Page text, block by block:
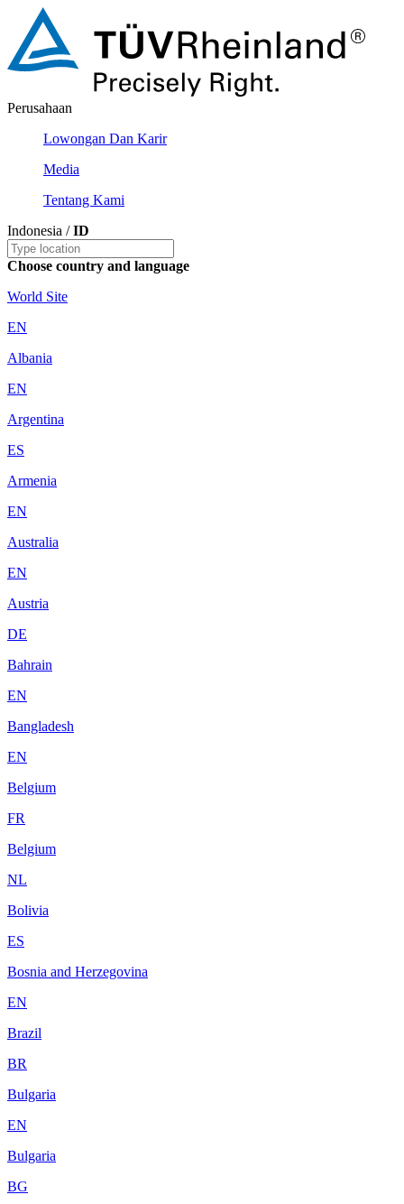
Perusahaan
Lowongan Dan Karir
Media
Tentang Kami
Indonesia /ID
Choose country and language
World Site
EN
Albania
EN
Argentina
ES
Armenia
EN
Australia
EN
Austria
DE
Bahrain
EN
Bangladesh
EN
Belgium
FR
Belgium
NL
Bolivia
ES
Bosnia and Herzegovina
EN
Brazil
BR
Bulgaria
EN
Bulgaria
BG